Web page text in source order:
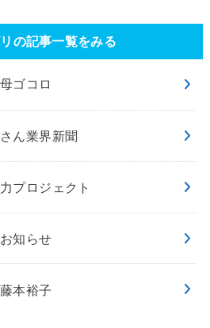
の記事一覧をみる
母ゴコロ
ん業界新聞
プロジェクト
お知らせ
藤本裕子